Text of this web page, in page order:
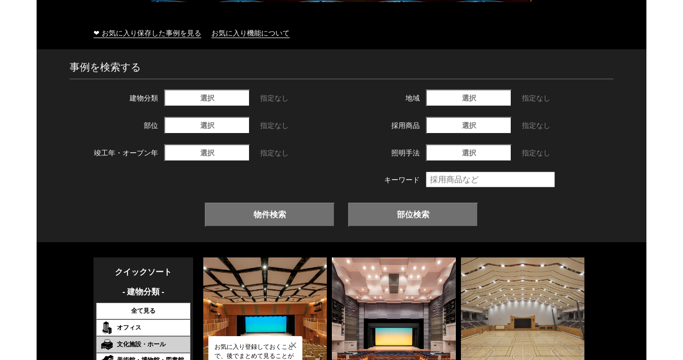
❤ お気に入り保存した事例を見る お気に入り機能について
事例を検索する
建物分類 選択 指定なし 地域 選択 指定なし
部位 選択 指定なし 採用商品 選択 指定なし
竣工年・ オープン年 選択 指定なし 照明手法 選択 指定なし
キーワード
物件検索 部位検索
クイックソート
- 建物分類 -
全て見る
オフィス
文化施設・ホール
お気に入り登録しておくこと
で、後でまとめて見ることが